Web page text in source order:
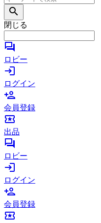
search
閉じる
forum
ロビー
login
ログイン
person_add
会員登録
local_activity
出品
forum
ロビー
login
ログイン
person_add
会員登録
local_activity